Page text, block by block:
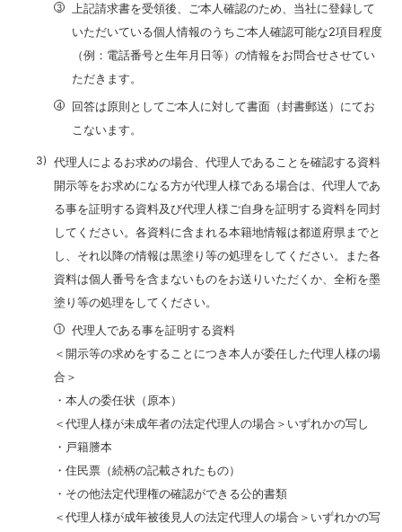
上記請求書を受領後、ご本人確認のため、当社に登録して
いただいている個人情報のうちご本人確認可能な2項目程度
（例：電話番号と生年月日等）の情報をお問合せさせてい
ただきます。
回答は原則としてご本人に対して書面（封書郵送）にてお
こないます。
代理人によるお求めの場合、代理人であることを確認する資料
開示等をお求めになる方が代理人様である場合は、代理人であ
る事を証明する資料及び代理人様ご自身を証明する資料を同封
してください。各資料に含まれる本籍地情報は都道府県までと
し、それ以降の情報は黒塗り等の処理をしてください。また各
資料は個人番号を含まないものをお送りいただくか、全桁を墨
塗り等の処理をしてください。
代理人である事を証明する資料
＜開示等の求めをすることにつき本人が委任した代理人様の場
合＞
・本人の委任状（原本）
＜代理人様が未成年者の法定代理人の場合＞いずれかの写し
・戸籍謄本
・住民票（続柄の記載されたもの）
・その他法定代理権の確認ができる公的書類
＜代理人様が成年被後見人の法定代理人の場合＞いずれかの写